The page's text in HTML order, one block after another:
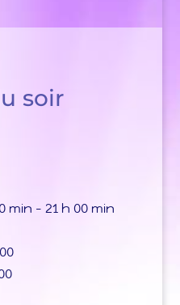
soir
min – 21 h 00 min